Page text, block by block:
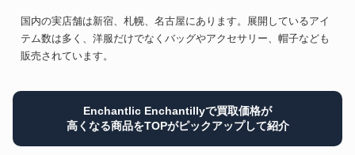
国内の実店舗は新宿、札幌、名古屋にあります。展開しているアイ
テム数は多く、洋服だけでなくバッグやアクセサリー、帽子なども
販売されています。
Enchantlic Enchantillyで買取価格が
高くなる商品をTOPがピックアップして紹介